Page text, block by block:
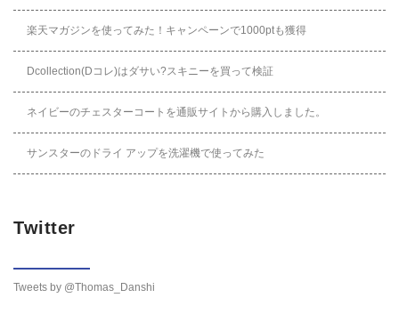
楽天マガジンを使ってみた！キャンペーンで1000ptも獲得
Dcollection(Dコレ)はダサい?スキニーを買って検証
ネイビーのチェスターコートを通販サイトから購入しました。
サンスターのドライ アップを洗濯機で使ってみた
Twitter
Tweets by @Thomas_Danshi